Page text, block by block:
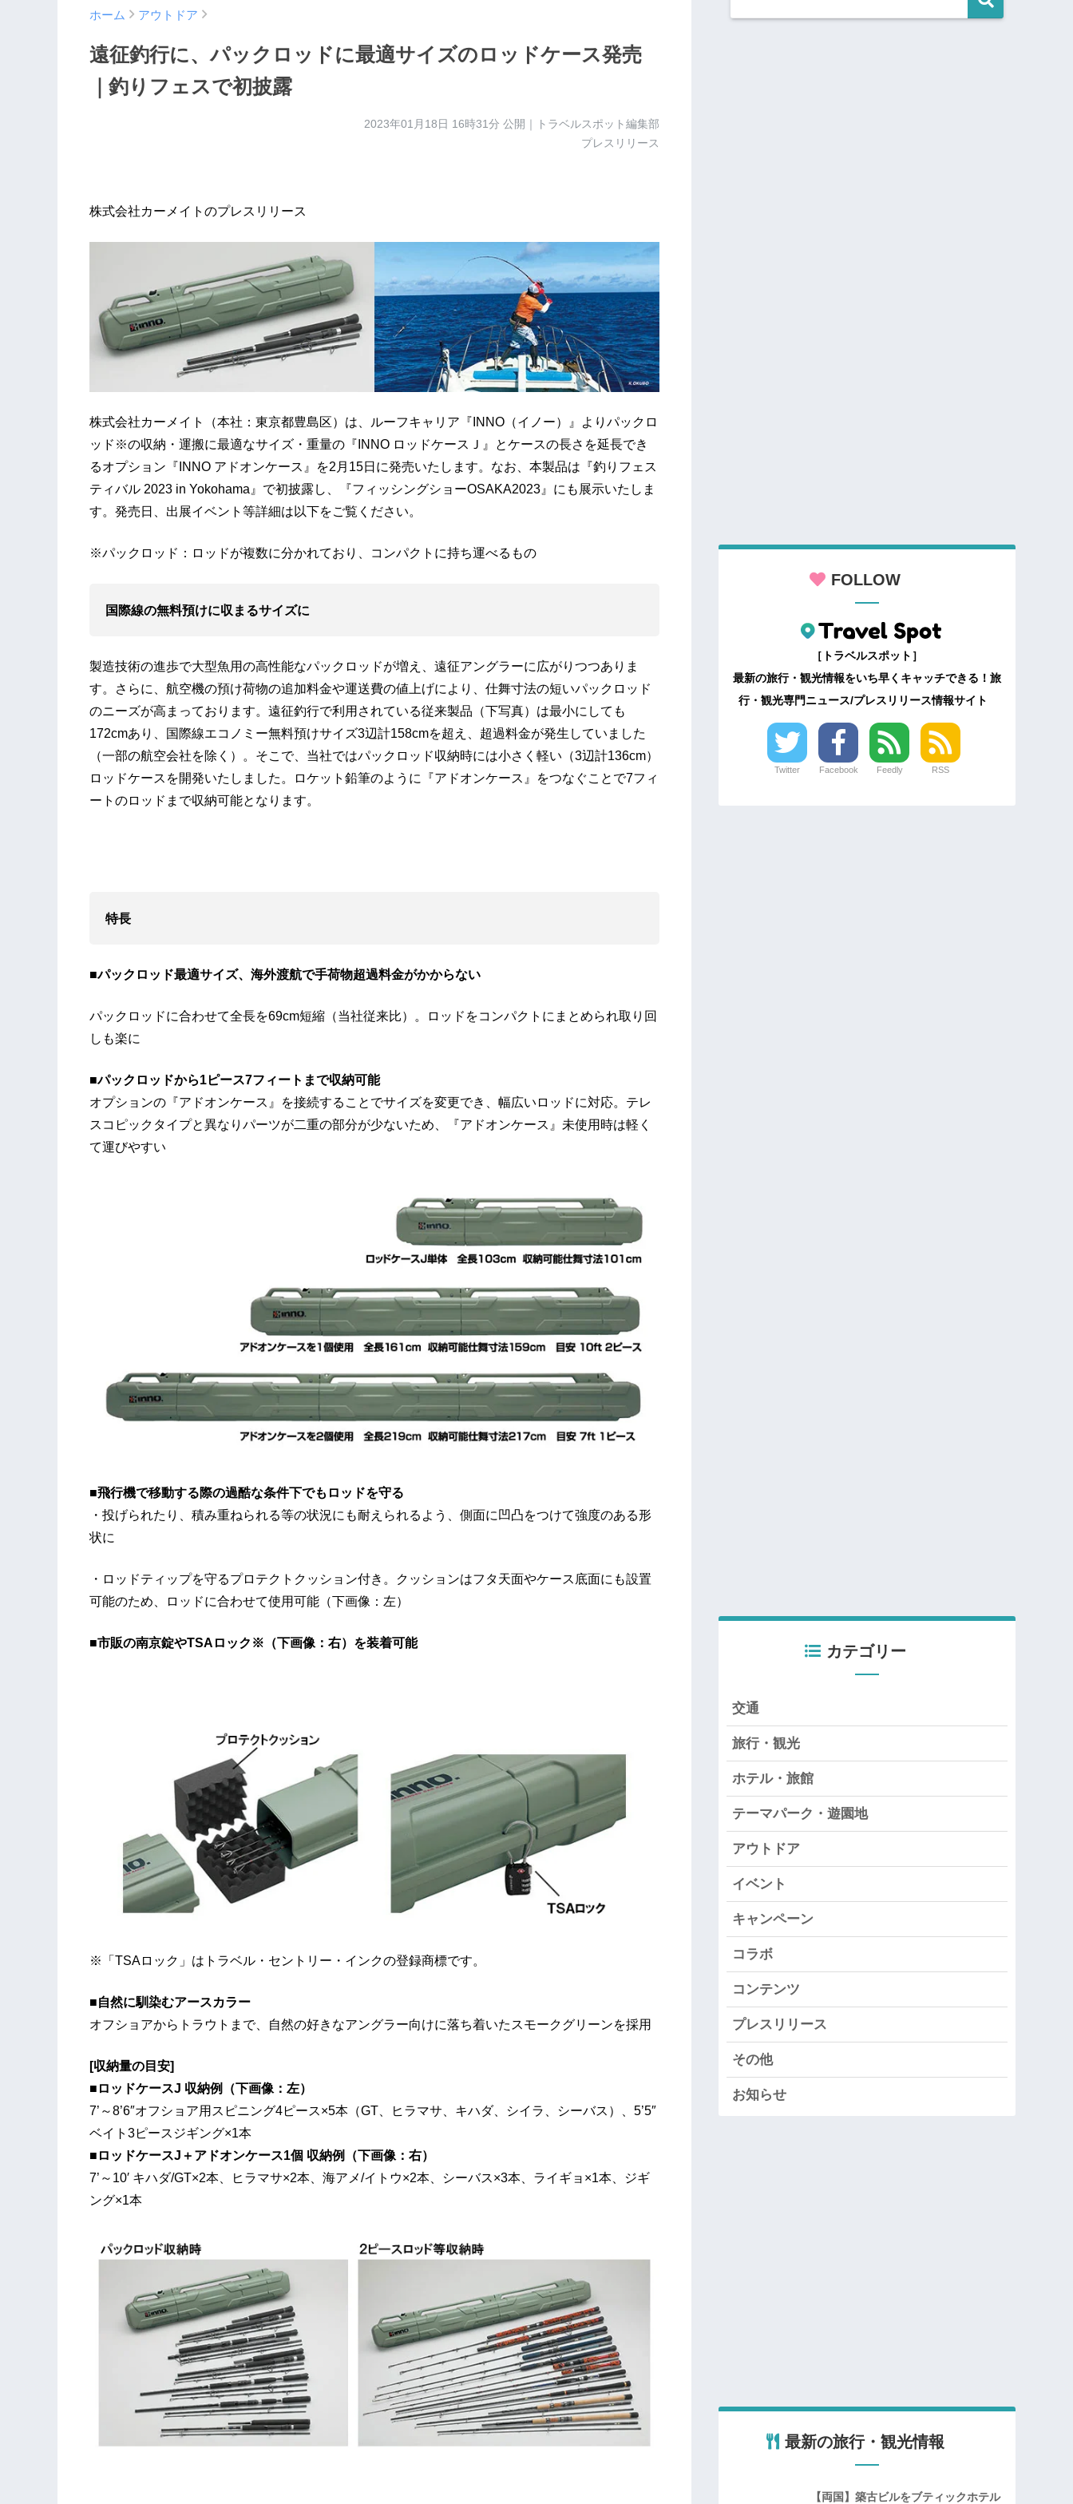
ホーム アウトドア
遠征釣行に、パックロッドに最適サイズのロッドケース発売
｜釣りフェスで初披露
2023年01月18日 16時31分 公開｜トラベルスポット編集部
プレスリリース
株式会社カーメイトのプレスリリース
株式会社カーメイト（本社：東京都豊島区）は、ルーフキャリア『INNO（イノー）』よりパックロ
ッド※の収納・運搬に最適なサイズ・重量の『INNO ロッドケースＪ』とケースの長さを延長でき
るオプション『INNO アドオンケース』を2月15日に発売いたします。なお、本製品は『釣りフェス
ティバル 2023 in Yokohama』で初披露し、『フィッシングショーOSAKA2023』にも展示いたしま
す。発売日、出展イベント等詳細は以下をご覧ください。
※パックロッド：ロッドが複数に分かれており、コンパクトに持ち運べるもの
​国際線の無料預けに収まるサイズに
製造技術の進歩で大型魚用の高性能なパックロッドが増え、遠征アングラーに広がりつつありま
す。さらに、航空機の預け荷物の追加料金や運送費の値上げにより、仕舞寸法の短いパックロッド
のニーズが高まっております。遠征釣行で利用されている従来製品（下写真）は最小にしても
172cmあり、国際線エコノミー無料預けサイズ3辺計158cmを超え、超過料金が発生していました
（一部の航空会社を除く）。そこで、当社ではパックロッド収納時には小さく軽い（3辺計136cm）
ロッドケースを開発いたしました。ロケット鉛筆のように『アドオンケース』をつなぐことで7フィ
ートのロッドまで収納可能となります。
特長
■パックロッド最適サイズ、海外渡航で手荷物超過料金がかからない
パックロッドに合わせて全長を69cm短縮（当社従来比）。ロッドをコンパクトにまとめられ取り回
しも楽に
■パックロッドから1ピース7フィートまで収納可能
オプションの『アドオンケース』を接続することでサイズを変更でき、幅広いロッドに対応。テレ
スコピックタイプと異なりパーツが二重の部分が少ないため、『アドオンケース』未使用時は軽く
て運びやすい
■飛行機で移動する際の過酷な条件下でもロッドを守る
・投げられたり、積み重ねられる等の状況にも耐えられるよう、側面に凹凸をつけて強度のある形
状に
・ロッドティップを守るプロテクトクッション付き。クッションはフタ天面やケース底面にも設置
可能のため、ロッドに合わせて使用可能（下画像：左）
■市販の南京錠やTSAロック※（下画像：右）を装着可能
※「TSAロック」はトラベル・セントリー・インクの登録商標です。
■自然に馴染むアースカラー
オフショアからトラウトまで、自然の好きなアングラー向けに落ち着いたスモークグリーンを採用
[収納量の目安]
■ロッドケースJ 収納例（下画像：左）
7’～8’6″オフショア用スピニング4ピース×5本（GT、ヒラマサ、キハダ、シイラ、シーバス）、5’5″
ベイト3ピースジギング×1本
■ロッドケースJ＋アドオンケース1個 収納例（下画像：右）
7’～10′ キハダ/GT×2本、ヒラマサ×2本、海アメ/イトウ×2本、シーバス×3本、ライギョ×1本、ジギ
ング×1本
FOLLOW
［トラベルスポット］
最新の旅行・観光情報をいち早くキャッチできる！旅
行・観光専門ニュース/プレスリリース情報サイト
Twitter Facebook Feedly RSS
カテゴリー
交通
旅行・観光
ホテル・旅館
テーマパーク・遊園地
アウトドア
イベント
キャンペーン
コラボ
コンテンツ
プレスリリース
その他
お知らせ
最新の旅行・観光情報
【両国】築古ビルをブティックホテル